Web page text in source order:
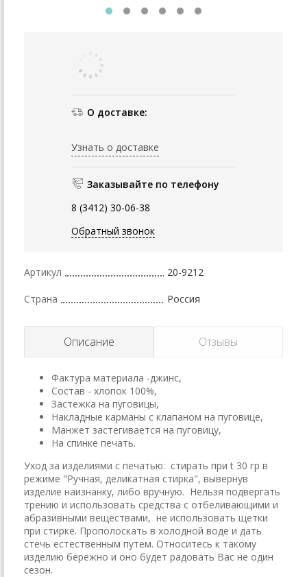
О доставке:
Узнать о доставке
Заказывайте по телефону
8 (3412) 30-06-38
Обратный звонок
Артикул 20-9212
Страна Россия
Описание Отзывы
Фактура материала -джинс,
Состав - хлопок 100%,
Застежка на пуговицы,
Накладные карманы с клапаном на пуговице,
Манжет застегивается на пуговицу,
На спинке печать.
Уход за изделиями с печатью: стирать при t 30 гр в
режиме "Ручная, деликатная стирка", вывернув
изделие наизнанку, либо вручную. Нельзя подвергать
трению и использовать средства с отбеливающими и
абразивными веществами, не использовать щетки
при стирке. Прополоскать в холодной воде и дать
стечь естественным путем. Относитесь к такому
изделию бережно и оно будет радовать Вас не один
сезон.